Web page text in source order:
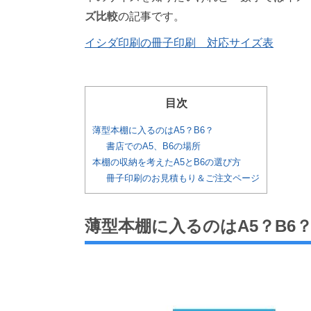
ズ比較の記事です。
イシダ印刷の冊子印刷 対応サイズ表
目次
薄型本棚に入るのはA5？B6？
書店でのA5、B6の場所
本棚の収納を考えたA5とB6の選び方
冊子印刷のお見積もり＆ご注文ページ
薄型本棚に入るのはA5？B6